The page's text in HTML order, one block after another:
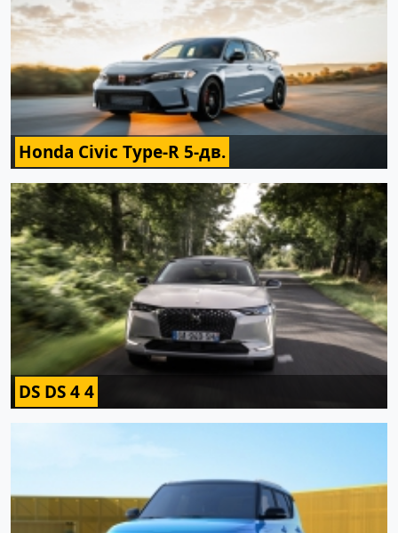
Honda Civic Type-R 5-дв.
DS DS 4 4